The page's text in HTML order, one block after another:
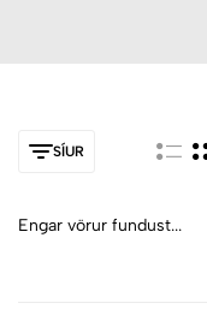
SÍUR
Engar vörur fundust...